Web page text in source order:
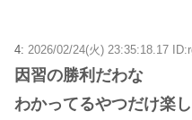
4: 2026/02/24(火) 23:35:18.17
因習の勝利だわな
わかってるやつだけ楽